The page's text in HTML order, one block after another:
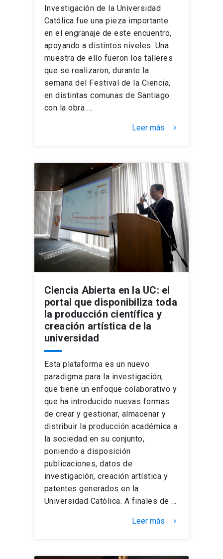
Investigación de la Universidad
Católica fue una pieza importante
en el engranaje de este encuentro,
apoyando a distintos niveles. Una
muestra de ello fueron los talleres
que se realizaron, durante la
semana del Festival de la Ciencia,
en distintas comunas de Santiago
con la obra …
Leer más keyboard_arrow_right
Ciencia Abierta en la UC: el
portal que disponibiliza toda
la producción científica y
creación artística de la
universidad
Esta plataforma es un nuevo
paradigma para la investigación,
que tiene un enfoque colaborativo y
que ha introducido nuevas formas
de crear y gestionar, almacenar y
distribuir la producción académica a
la sociedad en su conjunto,
poniendo a disposición
publicaciones, datos de
investigación, creación artística y
patentes generados en la
Universidad Católica. A finales de …
Leer más keyboard_arrow_right